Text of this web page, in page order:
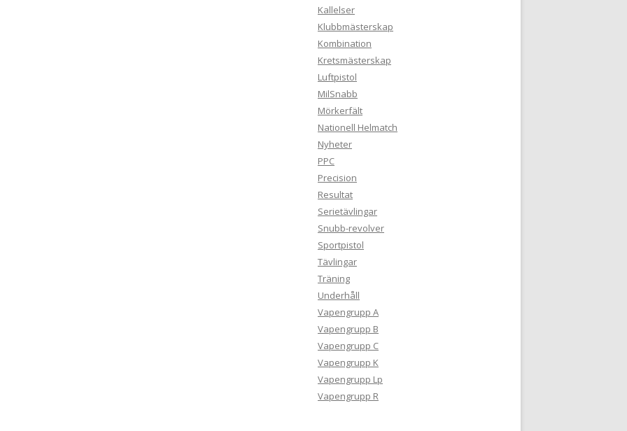
Kallelser
Klubbmästerskap
Kombination
Kretsmästerskap
Luftpistol
MilSnabb
Mörkerfält
Nationell Helmatch
Nyheter
PPC
Precision
Resultat
Serietävlingar
Snubb-revolver
Sportpistol
Tävlingar
Träning
Underhåll
Vapengrupp A
Vapengrupp B
Vapengrupp C
Vapengrupp K
Vapengrupp Lp
Vapengrupp R